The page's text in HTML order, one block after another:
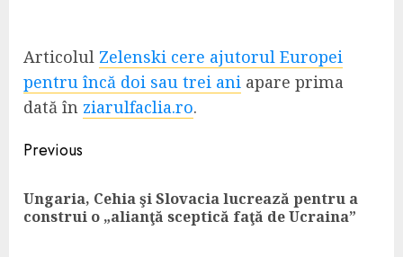
Articolul Zelenski cere ajutorul Europei
pentru încă doi sau trei ani apare prima
dată în ziarulfaclia.ro.
Continue
Reading
Previous
Ungaria, Cehia şi Slovacia lucrează pentru a
construi o „alianţă sceptică faţă de Ucraina”